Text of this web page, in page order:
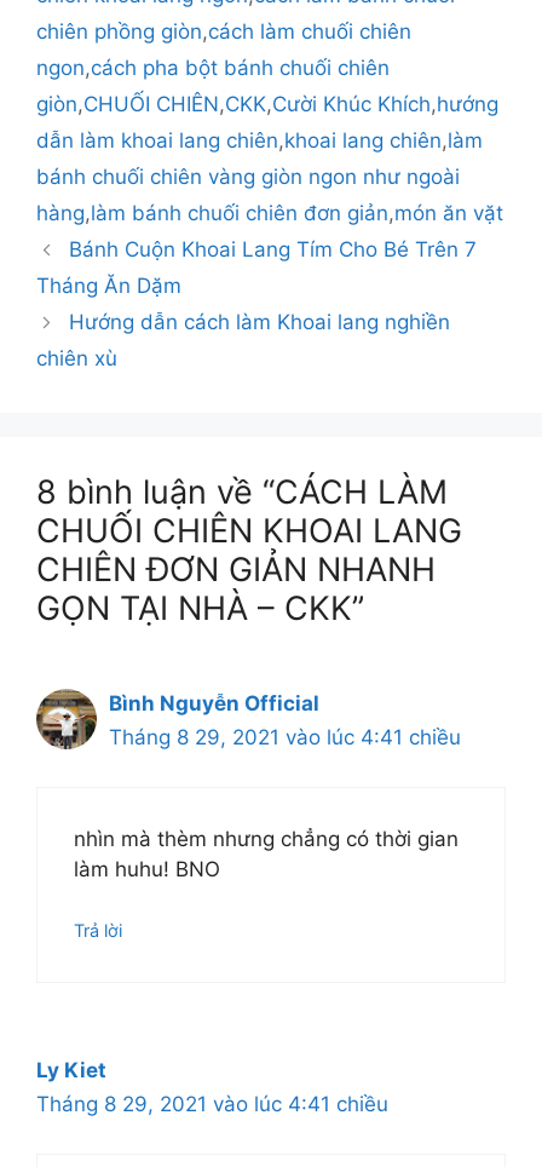
chiên phồng giòn,cách làm chuối chiên
ngon,cách pha bột bánh chuối chiên
giòn,CHUỐI CHIÊN,CKK,Cười Khúc Khích,hướng
dẫn làm khoai lang chiên,khoai lang chiên,làm
bánh chuối chiên vàng giòn ngon như ngoài
hàng,làm bánh chuối chiên đơn giản,món ăn vặt
Bánh Cuộn Khoai Lang Tím Cho Bé Trên 7
Tháng Ăn Dặm
Hướng dẫn cách làm Khoai lang nghiền
chiên xù
8 bình luận về “CÁCH LÀM
CHUỐI CHIÊN KHOAI LANG
CHIÊN ĐƠN GIẢN NHANH
GỌN TẠI NHÀ – CKK”
Bình Nguyễn Official
Tháng 8 29, 2021 vào lúc 4:41 chiều
nhìn mà thèm nhưng chẳng có thời gian
làm huhu! BNO
Trả lời
Ly Kiet
Tháng 8 29, 2021 vào lúc 4:41 chiều